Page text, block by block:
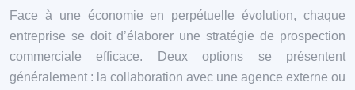
Face à une économie en perpétuelle évolution, chaque
entreprise se doit d’élaborer une stratégie de prospection
commerciale efficace. Deux options se présentent
généralement : la collaboration avec une agence externe ou